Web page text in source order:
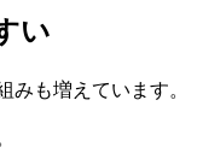
い
も増えています。